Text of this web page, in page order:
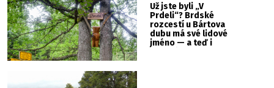
Už jste byli „V
Prdeli“? Brdské
rozcestí u Bártova
dubu má své lidové
jméno — a teď i